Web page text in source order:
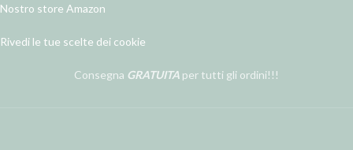
Nostro store Amazon
Rivedi le tue scelte dei cookie
Consegna GRATUITA per tutti gli ordini!!!